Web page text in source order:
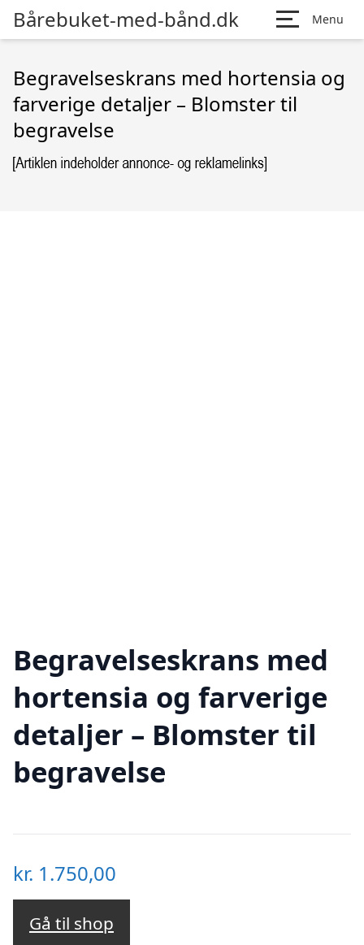
Bårebuket-med-bånd.dk Menu
Begravelseskrans med hortensia og
farverige detaljer – Blomster til
begravelse
Begravelseskrans med
hortensia og farverige
detaljer – Blomster til
begravelse
kr. 1.750,00
Gå til shop